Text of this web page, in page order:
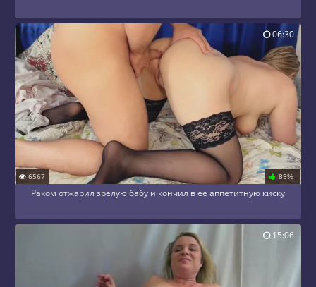
6567 83%
Раком отжарил зрелую бабу и кончил в ее аппетитную киску
06:30
15:06